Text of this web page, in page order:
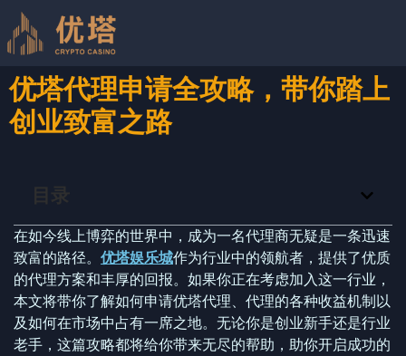
优塔代理申请全攻略，带你踏上
创业致富之路
目录
在如今线上博弈的世界中，成为一名代理商无疑是一条迅速
致富的路径。 优塔娱乐城作为行业中的领航者，提供了优质
的代理方案和丰厚的回报。如果你正在考虑加入这一行业，
本文将带你了解如何申请优塔代理、代理的各种收益机制以
及如何在市场中占有一席之地。无论你是创业新手还是行业
老手，这篇攻略都将给你带来无尽的帮助，助你开启成功的